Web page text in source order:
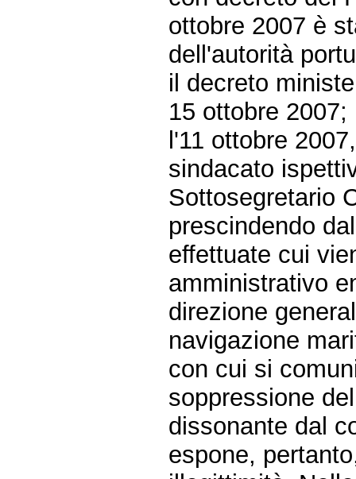
ottobre 2007 è
dell'autorità
il decreto
15 ottobre 2007;
l'11 ottobre
sindacato
Sottosegretario
prescindendo
effettuate cui
amministrativo
direzione
navigazione
con cui si
soppressione
dissonante dal
espone,